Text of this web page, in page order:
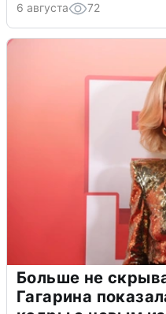
6 августа 72
Больше не
Гагарина